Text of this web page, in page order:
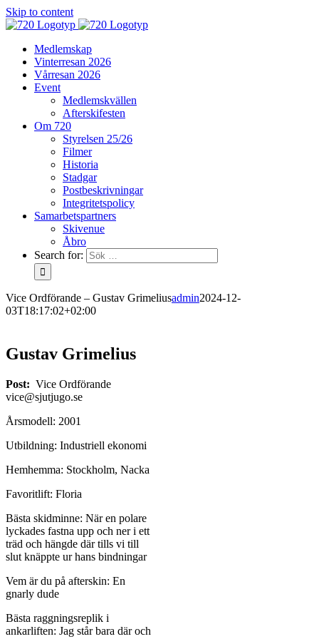
Skip to content
Medlemskap
Vinterresan 2026
Vårresan 2026
Event
Medlemskvällen
Afterskifesten
Om 720
Styrelsen 25/26
Filmer
Historia
Stadgar
Postbeskrivningar
Integritetspolicy
Samarbetspartners
Skivenue
Åbro
Search for:
Vice Ordförande – Gustav Grimeliusadmin2024-12-
03T18:17:02+02:00
Gustav Grimelius
Post: Vice Ordförande
vice@sjutjugo.se
Årsmodell: 2001
Utbildning: Industriell ekonomi
Hemhemma: Stockholm, Nacka
Favoritlift: Floria
Bästa skidminne: När en polare
lyckades fastna upp och ner i ett
träd och hängde där tills vi till
slut knäppte ur hans bindningar
Vem är du på afterskin: En
gnarly dude
Bästa raggningsreplik i
ankarliften: Jag står bara där och